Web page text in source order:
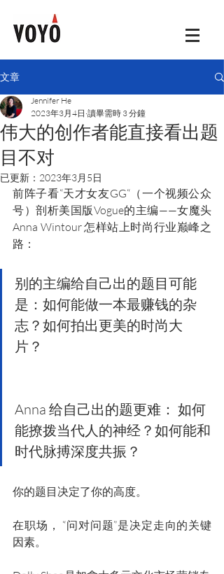
文章
伟大的创作者能直接看出题
目不对
Jennifer He
2023年3月4日 讀畢需時 3 分鐘
已更新： 2023年3月5日
前阵子看“天才女友GG“（一个视频公众
号）剖析美国版Vogue的主编——女魔头
Anna Wintour 怎样站上时尚行业巅峰之
路：
别的主编给自己出的题目可能
是：如何能做一本最赚钱的杂
志？如何拍出更美的时尚大
片？
Anna 给自己出的题更难： 如何
能撩拨当代人的神经？如何能和
时代脉搏深度共振？
你的题目决定了你的高度。
在职场， “问对问题”是决定走向的关键
因素。